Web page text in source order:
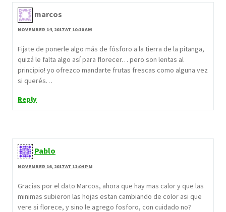
marcos
NOVEMBER 14, 2017 AT 10:10 AM
Fijate de ponerle algo más de fósforo a la tierra de la pitanga,
quizá le falta algo así para florecer… pero son lentas al
principio! yo ofrezco mandarte frutas frescas como alguna vez
si querés…
Reply
Pablo
NOVEMBER 16, 2017 AT 11:04 PM
Gracias por el dato Marcos, ahora que hay mas calor y que las
minimas subieron las hojas estan cambiando de color asi que
vere si florece, y sino le agrego fosforo, con cuidado no?